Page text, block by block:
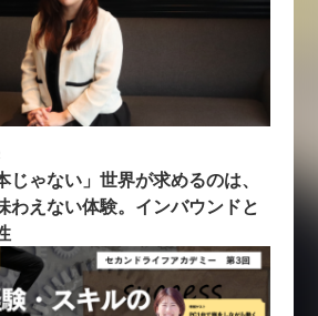
じゃない」世界が求めるのは、
わえない体験。インバウンドと